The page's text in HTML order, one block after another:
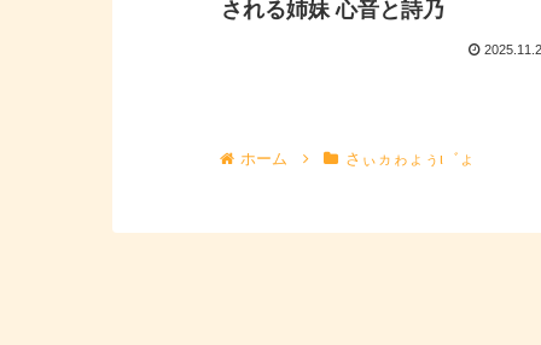
される姉妹 心音と詩乃
ホーム さぃヵゎょぅι゛ょ